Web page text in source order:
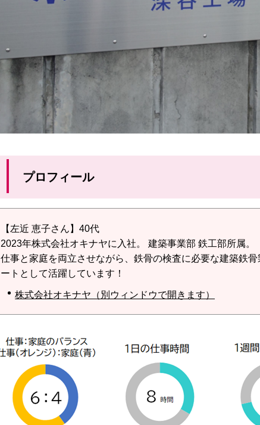
プロフィール
【左近 恵子さん】40代
2023年株式会社オキナヤに入社。 建築事業部 鉄工部所属。
仕事と家庭を両立させながら、鉄骨の検査に必要な建築鉄
ートとして活躍しています！
株式会社オキナヤ（別ウィンドウで開きます）